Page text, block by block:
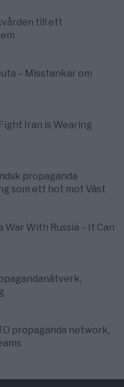
till ett
– Misstankar om
Iran is Wearing
propaganda
som ett hot mot Väst
War With Russia – It Can
propaganda network,